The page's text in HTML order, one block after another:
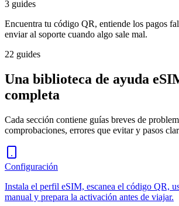
3 guides
Encuentra tu código QR, entiende los pagos
enviar al soporte cuando algo sale mal.
22 guides
Una biblioteca de ayuda
completa
Cada sección contiene guías breves de
comprobaciones, errores que evitar y pasos
Configuración
Instala el perfil eSIM, escanea el código QR,
manual y prepara la activación antes de viajar.